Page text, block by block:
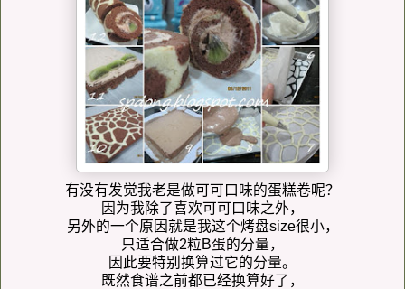
有没有发觉我老是做可可口味的蛋糕卷呢？
因为我除了喜欢可可口味之外，
另外的一个原因就是我这个烤盘size很小，
只适合做2粒B蛋的分量，
因此要特别换算过它的分量。
既然食谱之前都已经换算好了，